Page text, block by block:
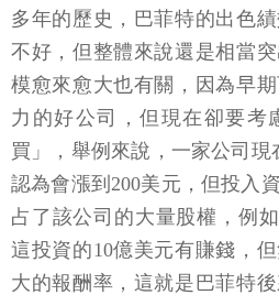
多年的歷史，巴菲特的出色
不好，但整體來說還是相當
模愈來愈大也有關，因為早
力的好公司，但現在卻要考
買」，舉例來說，一家公司現
認為會漲到200美元，但投入
占了該公司的大量股權，例
這投資的10億美元有賺錢，
大的報酬率，這就是巴菲特